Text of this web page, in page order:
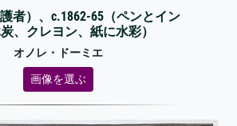
者）、c.1862-65（ペンとイン
、クレヨン、紙に水彩）
オノレ・ドーミエ
画像を選ぶ